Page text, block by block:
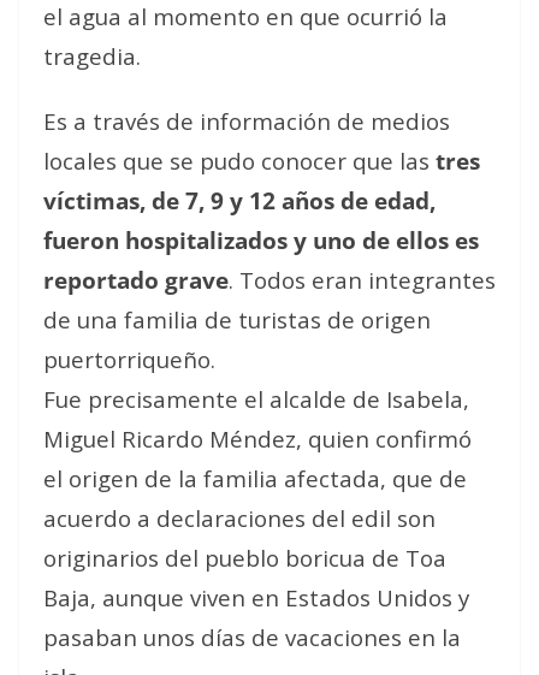
el agua al momento en que ocurrió la
tragedia.
Es a través de información de medios
locales que se pudo conocer que las tres
víctimas, de 7, 9 y 12 años de edad,
fueron hospitalizados y uno de ellos es
reportado grave. Todos eran integrantes
de una familia de turistas de origen
puertorriqueño.
Fue precisamente el alcalde de Isabela,
Miguel Ricardo Méndez, quien confirmó
el origen de la familia afectada, que de
acuerdo a declaraciones del edil son
originarios del pueblo boricua de Toa
Baja, aunque viven en Estados Unidos y
pasaban unos días de vacaciones en la